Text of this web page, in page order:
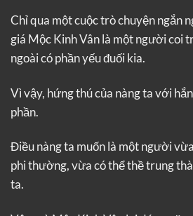
Chỉ qua một cuộc trò chuyện ngắn
giá Mộc Kinh Vân là một người coi
ngoài có phần yếu đuối kia.
Vì vậy, hứng thú của nàng ta với
phần.
Điều nàng ta muốn là một người
phi thường, vừa có thể thề trung
ta.